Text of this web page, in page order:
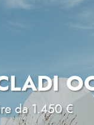
da 1.450 €